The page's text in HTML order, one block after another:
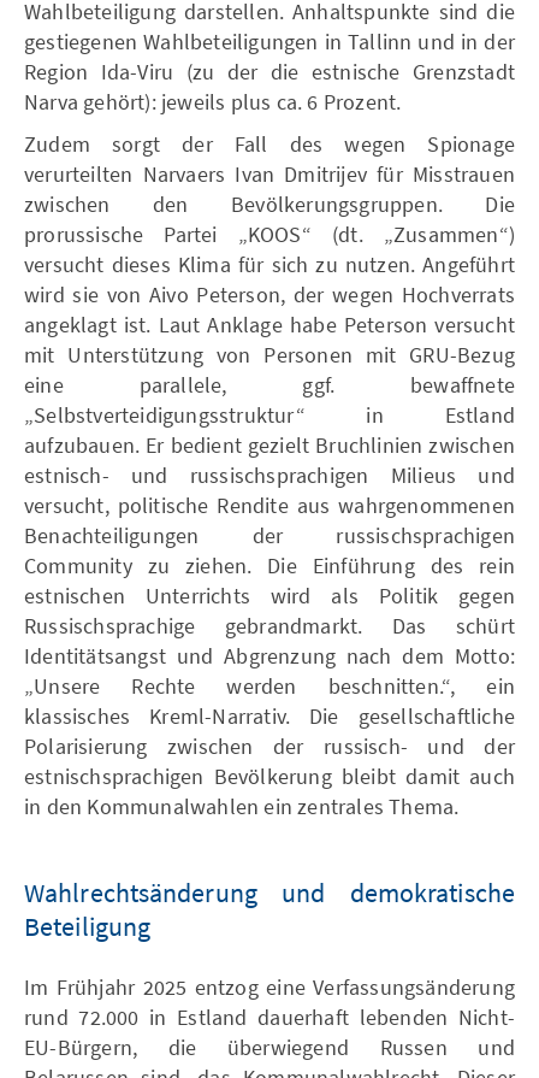
Wahlbeteiligung darstellen. Anhaltspunkte sind die
gestiegenen Wahlbeteiligungen in Tallinn und in der
Region Ida-Viru (zu der die estnische Grenzstadt
Narva gehört): jeweils plus ca. 6 Prozent.
Zudem sorgt der Fall des wegen Spionage
verurteilten Narvaers Ivan Dmitrijev für Misstrauen
zwischen den Bevölkerungsgruppen. Die
prorussische Partei „KOOS“ (dt. „Zusammen“)
versucht dieses Klima für sich zu nutzen. Angeführt
wird sie von Aivo Peterson, der wegen Hochverrats
angeklagt ist. Laut Anklage habe Peterson versucht
mit Unterstützung von Personen mit GRU-Bezug
eine parallele, ggf. bewaffnete
„Selbstverteidigungsstruktur“ in Estland
aufzubauen. Er bedient gezielt Bruchlinien zwischen
estnisch- und russischsprachigen Milieus und
versucht, politische Rendite aus wahrgenommenen
Benachteiligungen der russischsprachigen
Community zu ziehen. Die Einführung des rein
estnischen Unterrichts wird als Politik gegen
Russischsprachige gebrandmarkt. Das schürt
Identitätsangst und Abgrenzung nach dem Motto:
„Unsere Rechte werden beschnitten.“, ein
klassisches Kreml-Narrativ. Die gesellschaftliche
Polarisierung zwischen der russisch- und der
estnischsprachigen Bevölkerung bleibt damit auch
in den Kommunalwahlen ein zentrales Thema.
Wahlrechtsänderung und demokratische
Beteiligung
Im Frühjahr 2025 entzog eine Verfassungsänderung
rund 72.000 in Estland dauerhaft lebenden Nicht-
EU-Bürgern, die überwiegend Russen und